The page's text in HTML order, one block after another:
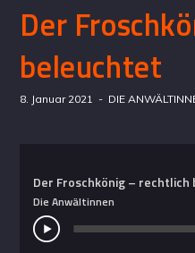
Der
beleuchtet
8. Januar 2021 DIE
Der Froschkönig –
Die Anwältinnen